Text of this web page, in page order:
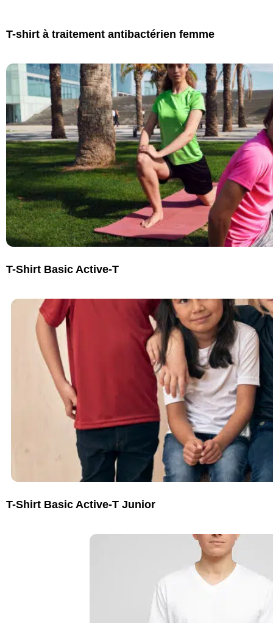
T-shirt à traitement antibactérien femme
T-Shirt Basic Active-T
T-Shirt Basic Active-T Junior